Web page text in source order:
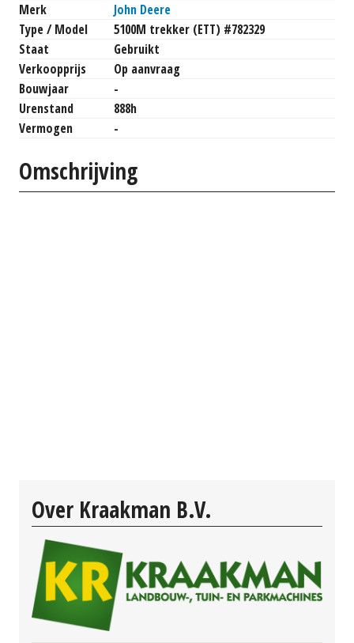
Merk
John Deere
Type / Model
5100M trekker (ETT) #782329
Staat
Gebruikt
Verkoopprijs
Op aanvraag
Bouwjaar
-
Urenstand
888h
Vermogen
-
Omschrijving
Over Kraakman B.V.